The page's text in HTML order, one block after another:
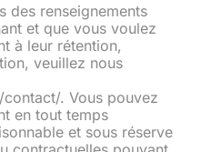
des renseignements
et que vous voulez
à leur rétention,
veuillez nous
. Vous pouvez
en tout temps
et sous réserve